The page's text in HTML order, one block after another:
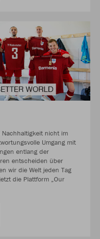
nicht im
Umgang mit
entlang der
entscheiden über
wir die Welt jeden Tag
die Plattform „Our